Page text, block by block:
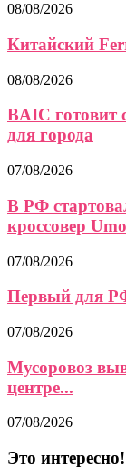
08/08/2026
Китайский
08/08/2026
BAIC готовит
для города
07/08/2026
В РФ
кроссовер
07/08/2026
Первый для
07/08/2026
Мусоровоз
центре...
07/08/2026
Это интересно!